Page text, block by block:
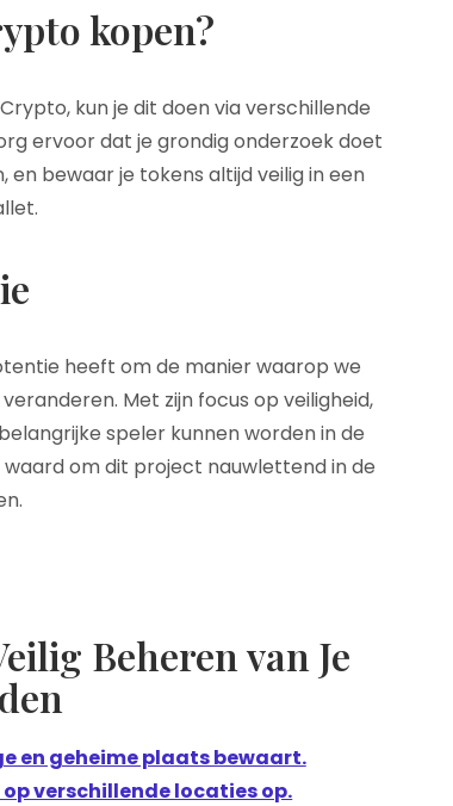
kopen?
kun je dit doen via verschillende
ervoor dat je grondig onderzoek doet
bewaar je tokens altijd veilig in een
heeft om de manier waarop we
Met zijn focus op veiligheid,
speler kunnen worden in de
om dit project nauwlettend in de
Beheren van Je
en geheime plaats bewaart.
verschillende locaties op.